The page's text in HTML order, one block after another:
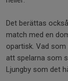
Det berättas
match med en
opartisk. Vad
att spelarna som
Ljungby som det